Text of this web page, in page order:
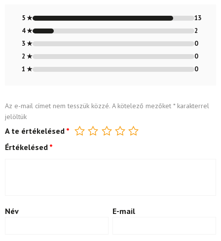
4.87/ 5
5 ★
13
4 ★
2
3 ★
0
2 ★
0
1 ★
0
Az e-mail címet nem tesszük közzé. A kötelező mezőket *karakterrel
jelöltük
A te értékelésed *
Értékelésed *
Név E-mail